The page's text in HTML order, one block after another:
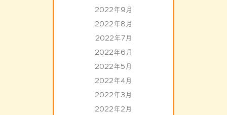
2022年9月
2022年8月
2022年7月
2022年6月
2022年5月
2022年4月
2022年3月
2022年2月